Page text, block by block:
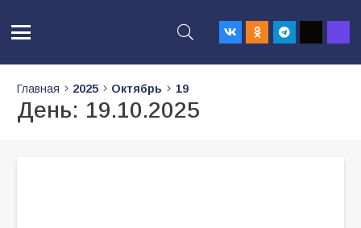
Главная 2025 Октябрь 19
День: 19.10.2025